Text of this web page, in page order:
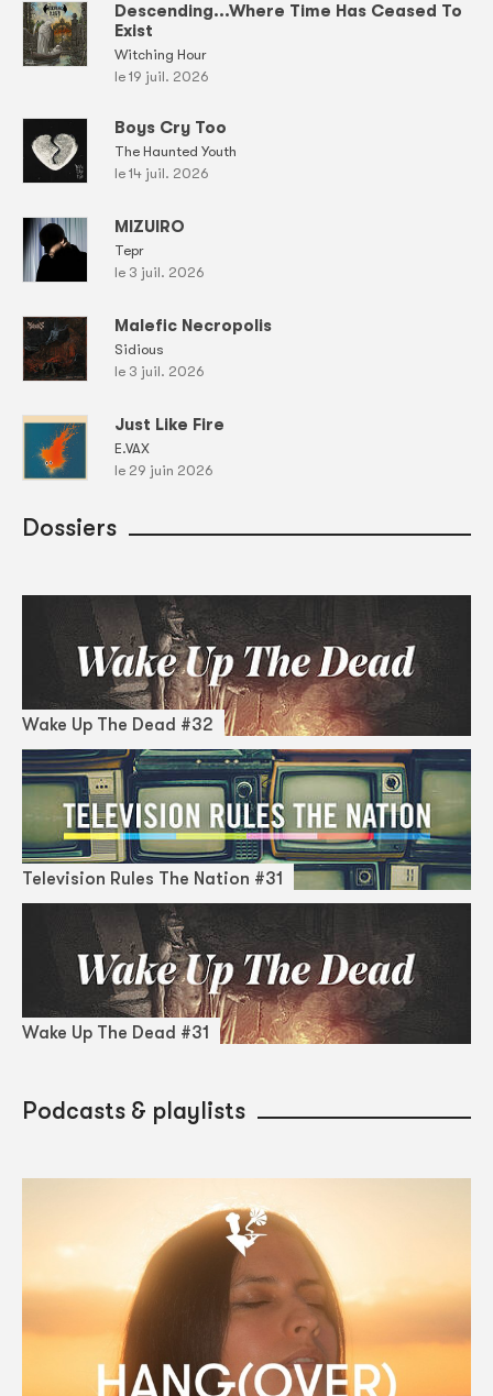
Descending...Where Time Has Ceased To
Exist
Witching Hour
le 19 juil. 2026
Boys Cry Too
The Haunted Youth
le 14 juil. 2026
MIZUIRO
Tepr
le 3 juil. 2026
Malefic Necropolis
Sidious
le 3 juil. 2026
Just Like Fire
E.VAX
le 29 juin 2026
Dossiers
Wake Up The Dead #32
Television Rules The Nation #31
Wake Up The Dead #31
Podcasts & playlists